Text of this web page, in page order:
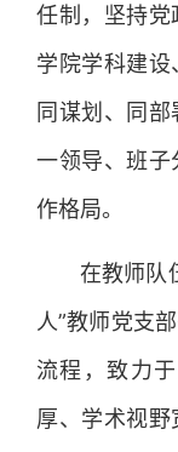
任制，坚持党
学院学科建
同谋划、同
一领导、班子
作格局。
在教师队
人”教师党支
流程，致力
厚、学术视